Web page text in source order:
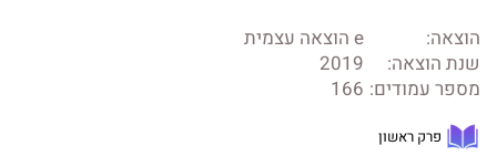
הוצאה:
e הוצאה עצמית
שנת הוצאה:
2019
מספר עמודים: 166
פרק ראשון